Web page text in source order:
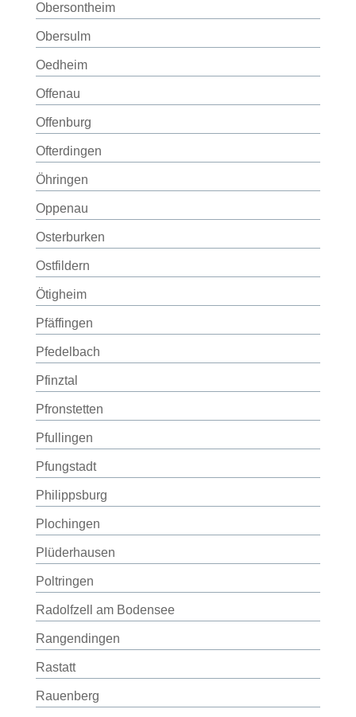
Obersontheim
Obersulm
Oedheim
Offenau
Offenburg
Ofterdingen
Öhringen
Oppenau
Osterburken
Ostfildern
Ötigheim
Pfäffingen
Pfedelbach
Pfinztal
Pfronstetten
Pfullingen
Pfungstadt
Philippsburg
Plochingen
Plüderhausen
Poltringen
Radolfzell am Bodensee
Rangendingen
Rastatt
Rauenberg